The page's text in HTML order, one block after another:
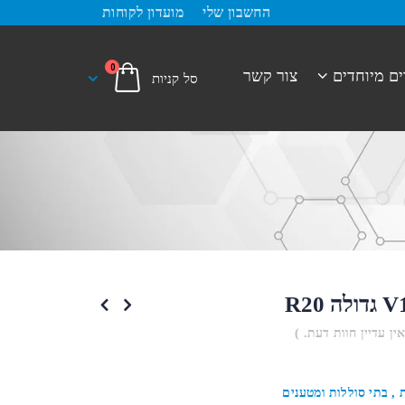
החשבון שלי מועדון לקוחות
מיוחדים צור קשר 0
עדיין חוות דעת. )
, בתי סוללות ומטענים